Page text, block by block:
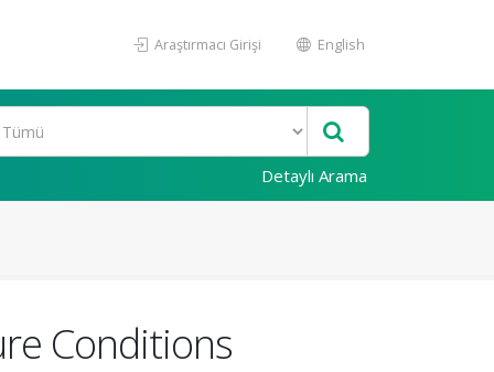
Araştırmacı Girişi English
Detaylı Arama
Conditions